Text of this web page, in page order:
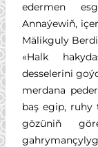
edermen
Annaýewiň,
Mälikguly
«Halk
desselerini
merdana
baş egip, ruhy
gözüniň